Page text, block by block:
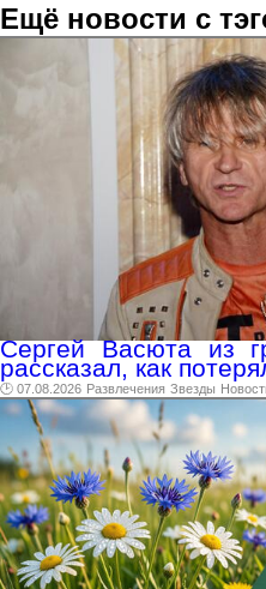
Ещё новости с
Сергей Васюта из
рассказал, как
🕑 07.08.2026 Развлечения Звезды